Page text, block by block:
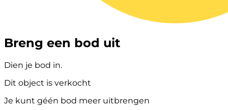
Breng een bod uit
Dien je bod in.
Dit object is verkocht
Je kunt géén bod meer uitbrengen